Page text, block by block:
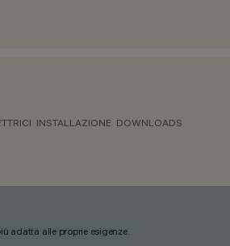
INSTALLAZIONE DOWNLOADS
adatta alle proprie esigenze.